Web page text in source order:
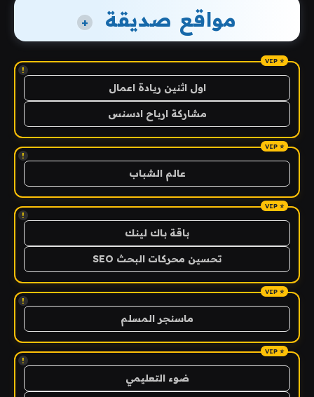
مواقع صديقة +
!
اول اثنين ريادة اعمال
مشاركة ارباح ادسنس
!
عالم الشباب
!
باقة باك لينك
تحسين محركات البحث SEO
!
ماسنجر المسلم
!
ضوء التعليمي